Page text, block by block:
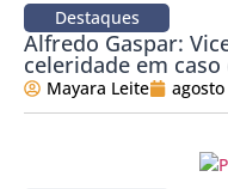
Destaques
Alfredo Gaspar:
celeridade em
Mayara Leite